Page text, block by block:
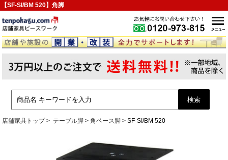
【SF-SI/BM 520】角脚
店舗家具トップ テーブル脚 角ベース脚 SF-SI/BM 520